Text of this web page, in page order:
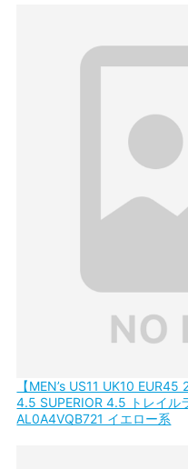
【MEN’s US11 UK10
4.5 SUPERIOR 4.5 トレイル
AL0A4VQB721 イエロー系